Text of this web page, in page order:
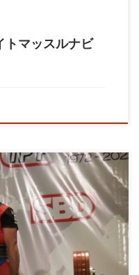
トマッスルナビ
高齢者になると、筋力
すくなり […]